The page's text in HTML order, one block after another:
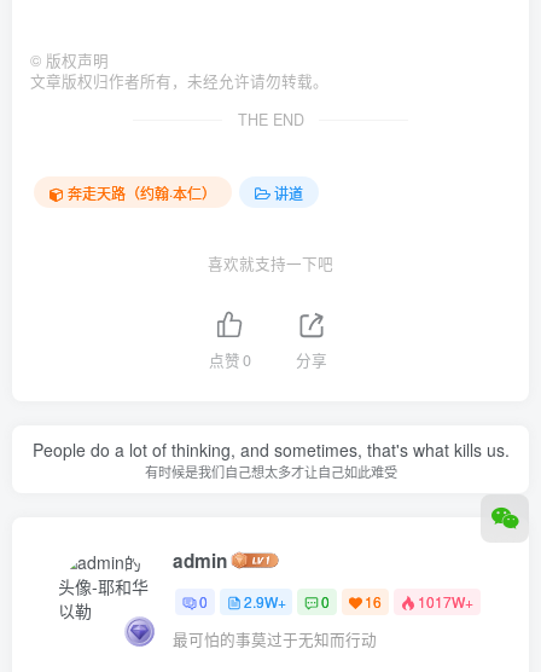
© 版权声明
文章版权归作者所有，未经允许请勿转载。
THE END
奔走天路（约翰·本仁） 讲道
喜欢就支持一下吧
点赞0 分享
People do a lot of thinking, and sometimes, that's what kills us.
有时候是我们自己想太多才让自己如此难受
admin
0 2.9W+ 0 16 1017W+
最可怕的事莫过于无知而行动